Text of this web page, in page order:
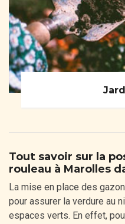
Tout savoir sur la
rouleau à Marolles
La mise en place des
pour assurer la verdure au
espaces verts. En effet,